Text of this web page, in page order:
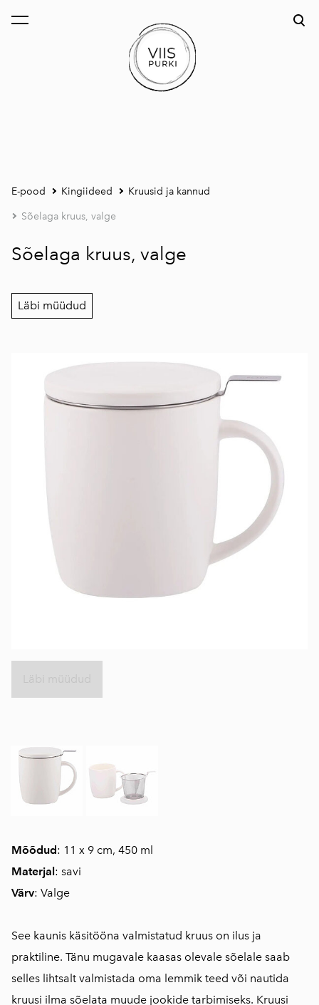
lisati ostukorvi. Vaata ostukorvi
E-pood Kingiideed Kruusid ja kannud
Sõelaga kruus, valge
Mõõdud: 11 x 9 cm, 450 ml
Materjal : savi
Värv: Valge
See kaunis käsitööna valmistatud kruus on ilus ja
praktiline. Tänu mugavale kaasas olevale sõelale saab
selles lihtsalt valmistada oma lemmik teed või nautida
kruusi ilma sõelata muude jookide tarbimiseks. Kruusi
Sõelaga kruus, valge
Läbi müüdud